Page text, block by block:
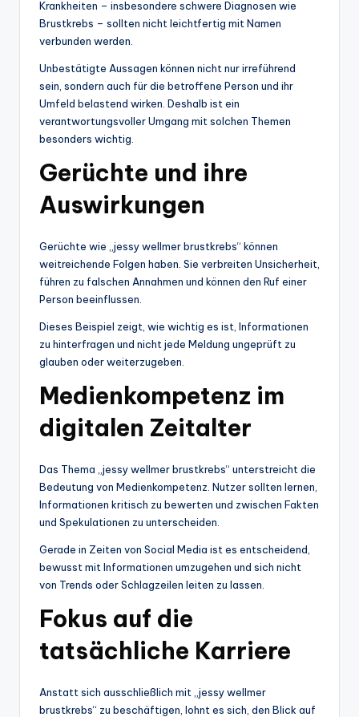
Krankheiten – insbesondere schwere Diagnosen wie
Brustkrebs – sollten nicht leichtfertig mit Namen
verbunden werden.
Unbestätigte Aussagen können nicht nur irreführend
sein, sondern auch für die betroffene Person und ihr
Umfeld belastend wirken. Deshalb ist ein
verantwortungsvoller Umgang mit solchen Themen
besonders wichtig.
Gerüchte und ihre
Auswirkungen
Gerüchte wie „jessy wellmer brustkrebs“ können
weitreichende Folgen haben. Sie verbreiten Unsicherheit,
führen zu falschen Annahmen und können den Ruf einer
Person beeinflussen.
Dieses Beispiel zeigt, wie wichtig es ist, Informationen
zu hinterfragen und nicht jede Meldung ungeprüft zu
glauben oder weiterzugeben.
Medienkompetenz im
digitalen Zeitalter
Das Thema „jessy wellmer brustkrebs“ unterstreicht die
Bedeutung von Medienkompetenz. Nutzer sollten lernen,
Informationen kritisch zu bewerten und zwischen Fakten
und Spekulationen zu unterscheiden.
Gerade in Zeiten von Social Media ist es entscheidend,
bewusst mit Informationen umzugehen und sich nicht
von Trends oder Schlagzeilen leiten zu lassen.
Fokus auf die
tatsächliche Karriere
Anstatt sich ausschließlich mit „jessy wellmer
brustkrebs“ zu beschäftigen, lohnt es sich, den Blick auf